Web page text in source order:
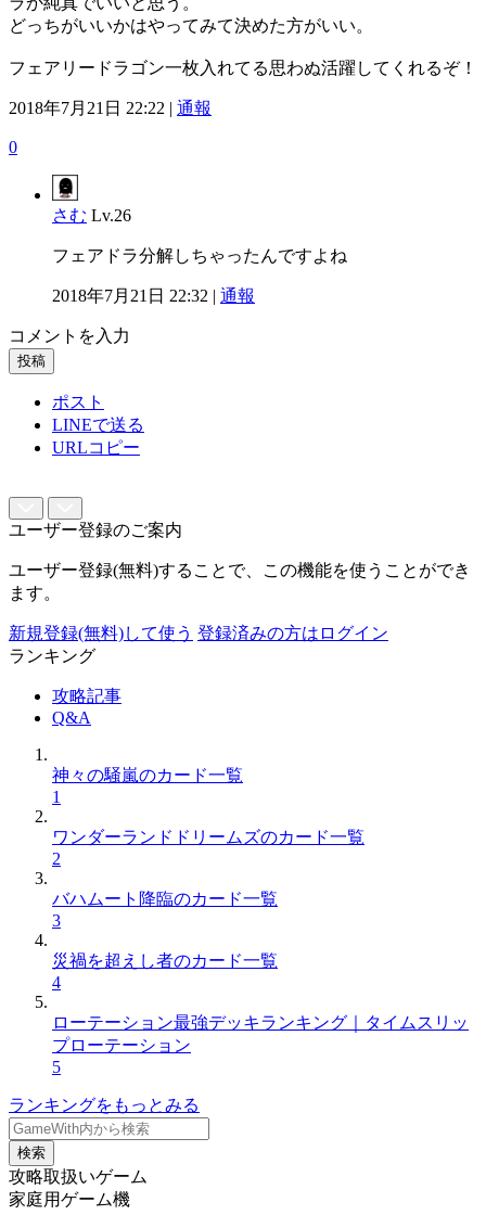
どっちがいいかはやってみて決めた方がいい。
フェアリードラゴン一枚入れてる思わぬ活躍してくれるぞ！
2018年7月21日 22:22 | 通報
0
さむ Lv.26
フェアドラ分解しちゃったんですよね
2018年7月21日 22:32 | 通報
コメントを入力
投稿
ポスト
LINEで送る
URLコピー
ユーザー登録のご案内
ユーザー登録(無料)することで、この機能を使うことができ
ます。
新規登録(無料)して使う 登録済みの方はログイン
ランキング
攻略記事
Q&A
神々の騒嵐のカード一覧
1
ワンダーランドドリームズのカード一覧
2
バハムート降臨のカード一覧
3
災禍を超えし者のカード一覧
4
ローテーション最強デッキランキング｜タイムスリッ
プローテーション
5
ランキングをもっとみる
検索
攻略取扱いゲーム
家庭用ゲーム機